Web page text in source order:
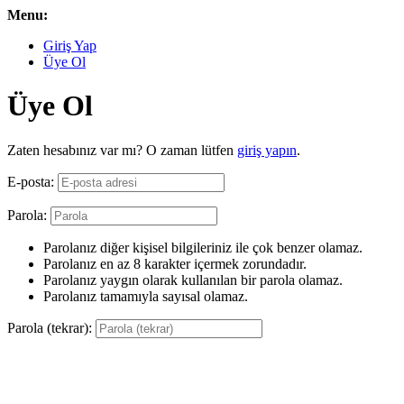
Menu:
Giriş Yap
Üye Ol
Üye Ol
Zaten hesabınız var mı? O zaman lütfen giriş yapın.
E-posta:
Parola:
Parolanız diğer kişisel bilgileriniz ile çok benzer olamaz.
Parolanız en az 8 karakter içermek zorundadır.
Parolanız yaygın olarak kullanılan bir parola olamaz.
Parolanız tamamıyla sayısal olamaz.
Parola (tekrar):